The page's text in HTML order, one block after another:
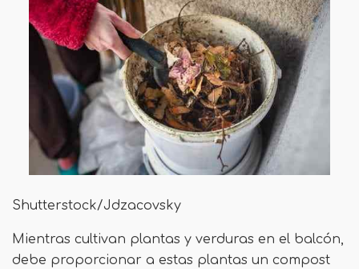
Shutterstock/Jdzacovsky
Mientras cultivan plantas y verduras en el balcón,
debe proporcionar a estas plantas un compost